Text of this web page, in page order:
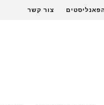
צור קשר